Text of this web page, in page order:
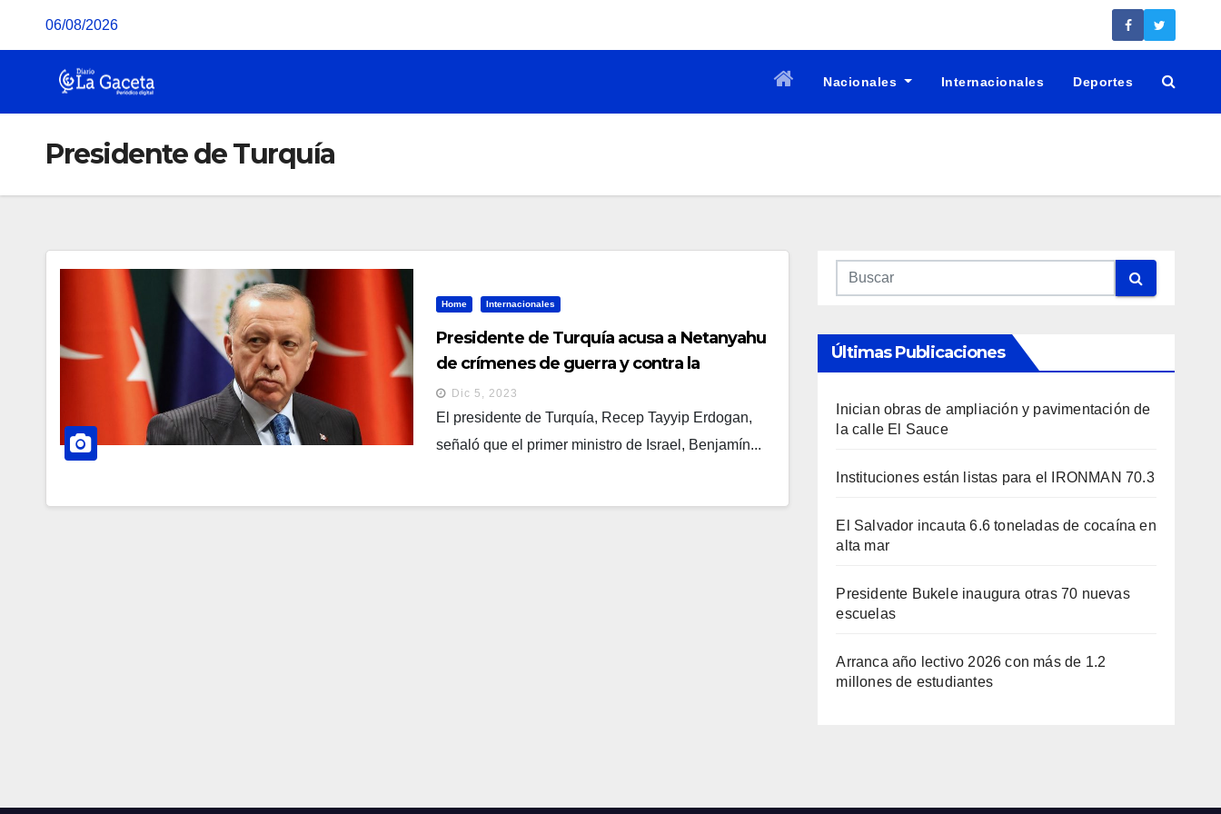
06/08/2026
Nacionales Internacionales Deportes
Presidente de Turquía
Home Internacionales
Presidente de Turquía acusa a Netanyahu
de crímenes de guerra y contra la
humanidad
Dic 5, 2023
El presidente de Turquía, Recep Tayyip Erdogan,
señaló que el primer ministro de Israel, Benjamín...
Últimas Publicaciones
Inician obras de ampliación y pavimentación de
la calle El Sauce
Instituciones están listas para el IRONMAN 70.3
El Salvador incauta 6.6 toneladas de cocaína en
alta mar
Presidente Bukele inaugura otras 70 nuevas
escuelas
Arranca año lectivo 2026 con más de 1.2
millones de estudiantes